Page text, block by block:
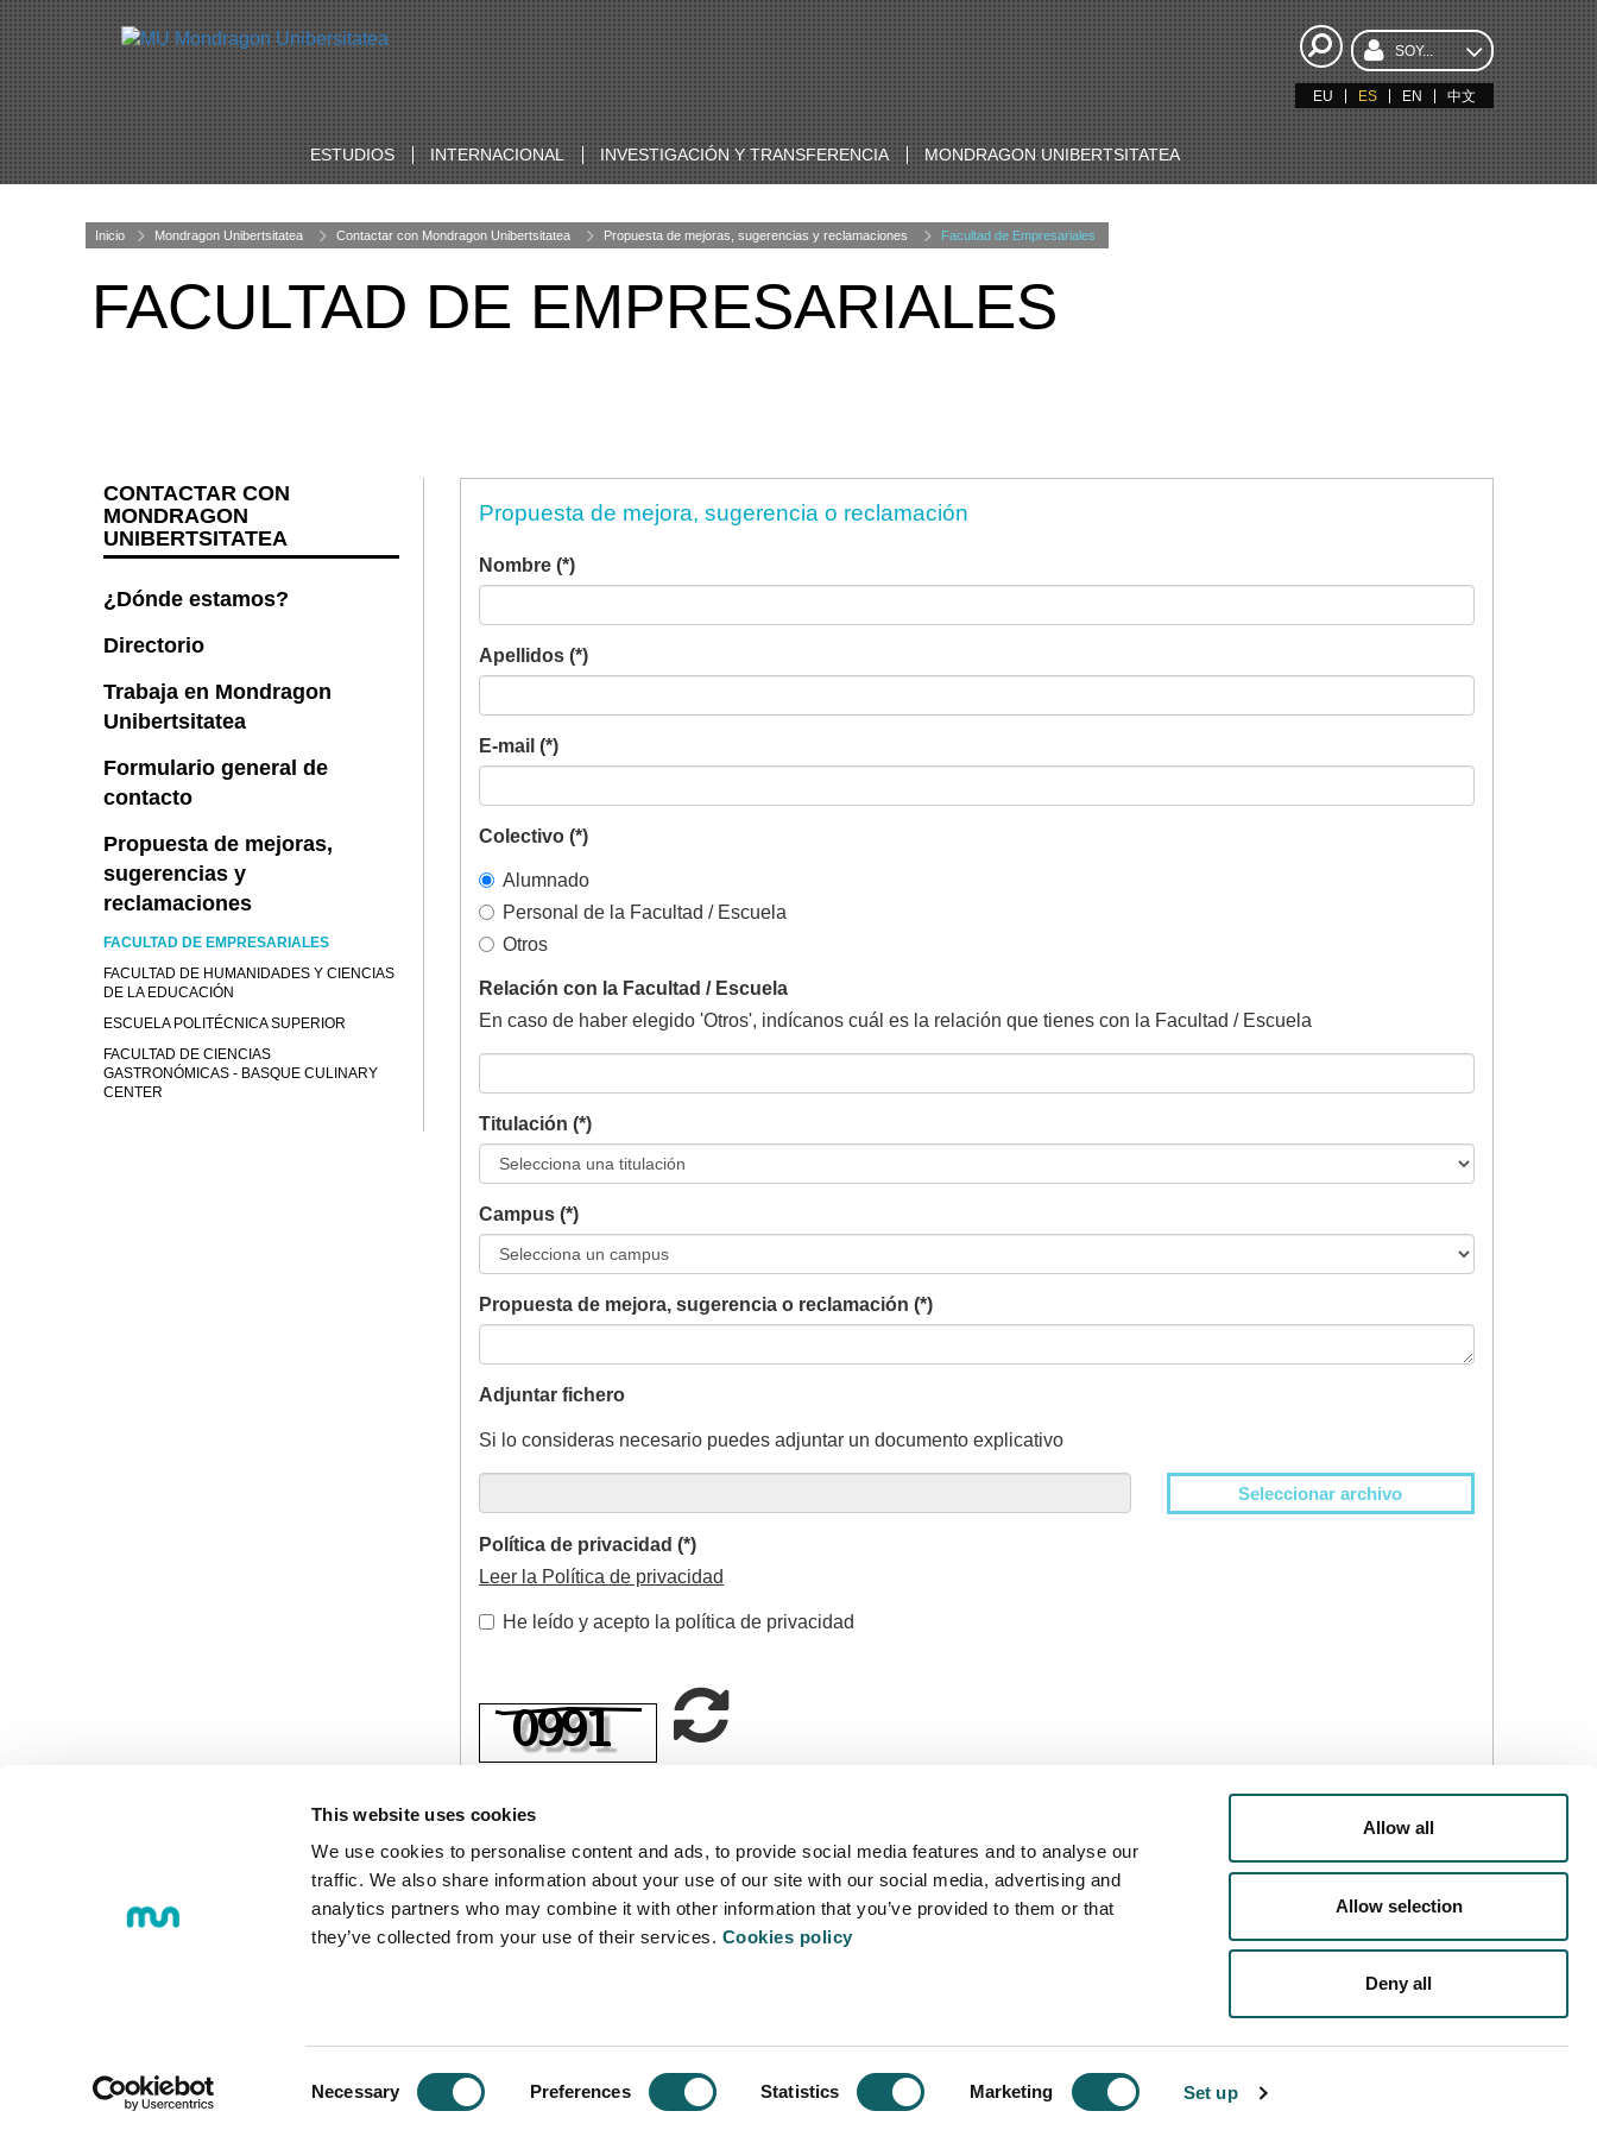
This website uses cookies
We use cookies to personalise content and ads, to provide social media features and to analyse our
traffic. We also share information about your use of our site with our social media, advertising and
analytics partners who may combine it with other information that you’ve provided to them or that
they’ve collected from your use of their services. Cookies policy
Necessary Preferences Statistics Marketing Set up
Allow all
Allow selection
Deny all
SOY...
EU ES EN 中文
ESTUDIOS INTERNACIONAL INVESTIGACIÓN Y TRANSFERENCIA MONDRAGON UNIBERTSITATEA
Inicio Mondragon Unibertsitatea Contactar con Mondragon Unibertsitatea Propuesta de mejoras, sugerencias y reclamaciones Facultad de Empresariales
FACULTAD DE EMPRESARIALES
Propuesta de mejora, sugerencia o reclamación
Nombre (*)
Apellidos (*)
E-mail (*)
Colectivo (*)
Alumnado
Personal de la Facultad / Escuela
Otros
Relación con la Facultad / Escuela
En caso de haber elegido 'Otros', indícanos cuál es la relación que tienes con la Facultad / Escuela
Titulación (*)
Campus (*)
Propuesta de mejora, sugerencia o reclamación (*)
Adjuntar fichero
Si lo consideras necesario puedes adjuntar un documento explicativo
Seleccionar archivo
Política de privacidad (*)
Leer la Política de privacidad
He leído y acepto la política de privacidad
Refrescar
CAPTCHA
Enviar
CONTACTAR CON
MONDRAGON
UNIBERTSITATEA
¿Dónde estamos?
Directorio
Trabaja en Mondragon
Unibertsitatea
Formulario general de
contacto
Propuesta de mejoras,
sugerencias y
reclamaciones
FACULTAD DE EMPRESARIALES
FACULTAD DE HUMANIDADES Y CIENCIAS
DE LA EDUCACIÓN
ESCUELA POLITÉCNICA SUPERIOR
FACULTAD DE CIENCIAS
GASTRONÓMICAS - BASQUE CULINARY
CENTER
Loramendi, 4. Apartado 23 - 20500 Arrasate - Mondragón
+34 943 712 185
Correo electrónico:
info@mondragon.edu